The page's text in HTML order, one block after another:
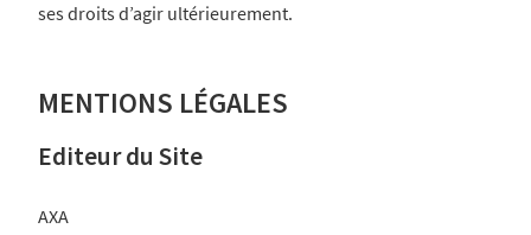
ses droits d’agir ultérieurement.
MENTIONS LÉGALES
Editeur du Site
AXA